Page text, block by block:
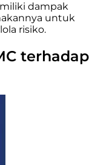
dampak
untuk
risiko.
terhadap